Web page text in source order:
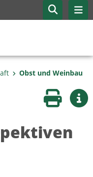
Obst und Weinbau
Seite